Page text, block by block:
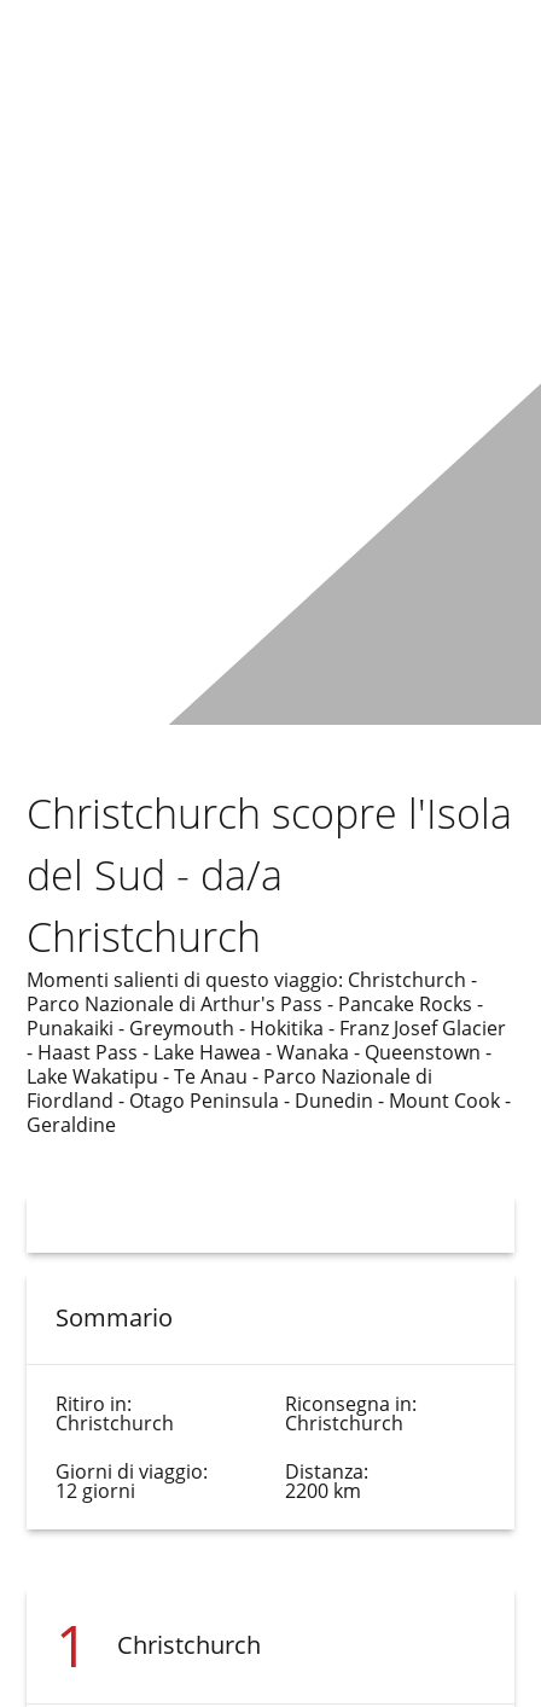
Christchurch scopre l'Isola
del Sud - da/a
Christchurch
Momenti salienti di questo viaggio: Christchurch -
Parco Nazionale di Arthur's Pass - Pancake Rocks -
Punakaiki - Greymouth - Hokitika - Franz Josef Glacier
- Haast Pass - Lake Hawea - Wanaka - Queenstown -
Lake Wakatipu - Te Anau - Parco Nazionale di
Fiordland - Otago Peninsula - Dunedin - Mount Cook -
Geraldine
Sommario
Ritiro in:
Christchurch
Riconsegna in:
Christchurch
Giorni di viaggio:
12 giorni
Distanza:
2200 km
1 Christchurch